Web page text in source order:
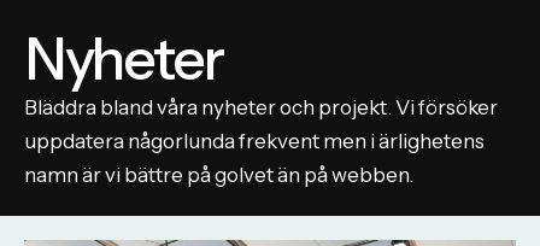
Nyheter
Bläddra bland våra nyheter och projekt. Vi försöker
uppdatera någorlunda frekvent men i ärlighetens
namn är vi bättre på golvet än på webben.